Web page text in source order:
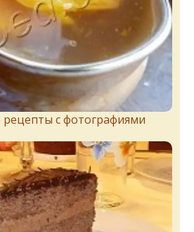
рецепты с фотографиями